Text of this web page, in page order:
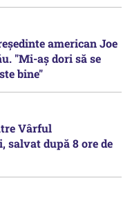
american Joe
"Mi-aș dori să se
bine"
Vârful
salvat după 8 ore de